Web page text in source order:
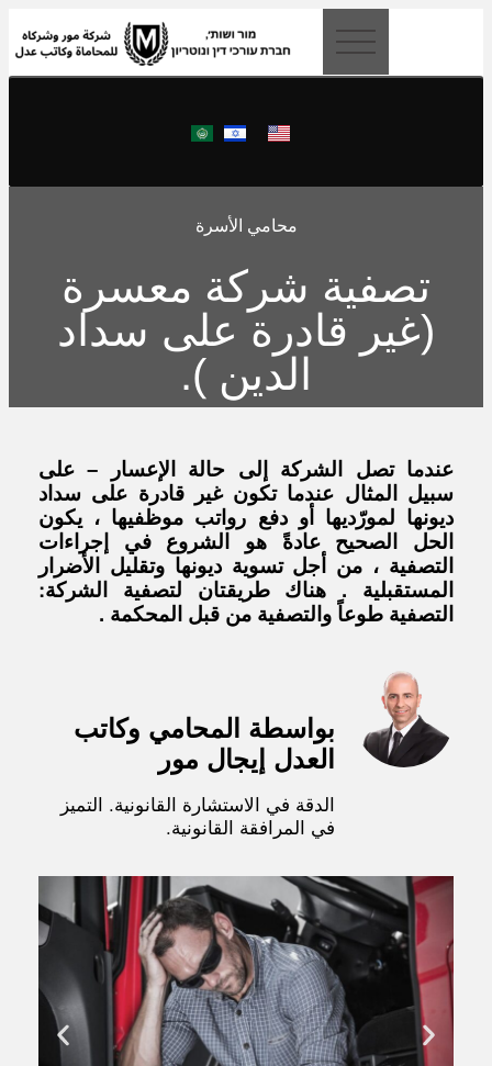
محامي الأسرة
تصفية شركة معسرة
(غير قادرة على سداد
الدين ).
عندما تصل الشركة إلى حالة الإعسار – على
سبيل المثال عندما تكون غير قادرة على سداد
ديونها لمورّديها أو دفع رواتب موظفيها ، يكون
الحل الصحيح عادةً هو الشروع في إجراءات
التصفية ، من أجل تسوية ديونها وتقليل الأضرار
المستقبلية . هناك طريقتان لتصفية الشركة:
التصفية طوعاً والتصفية من قبل المحكمة .
بواسطة المحامي وكاتب
العدل إيجال مور
الدقة في الاستشارة القانونية. التميز
في المرافقة القانونية.